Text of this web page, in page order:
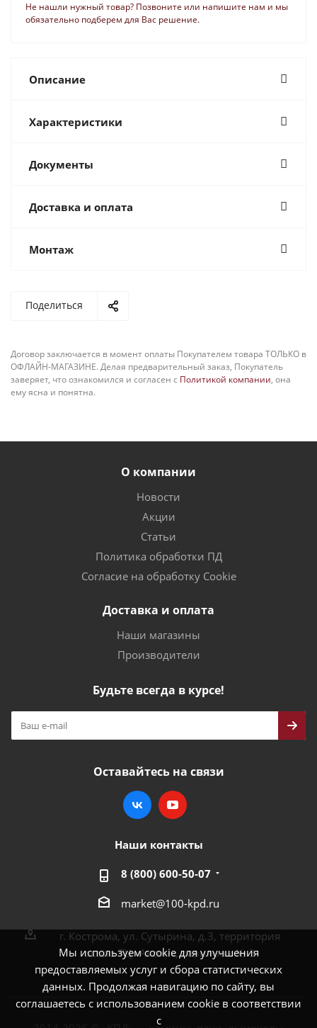
Мы используем cookie для улучшения
предоставляемых услуг и сбора статистических
данных. Продолжая навигацию по сайту, вы
соглашаетесь с использованием cookie в соответствии
с
Не нашли нужный товар? Позвоните или напишите нам и мы
обязательно подберем для Вас решение.
Описание
Характеристики
Документы
Доставка и оплата
Монтаж
Поделиться
Договор заключается в момент оплаты Покупателем товара ТОЛЬКО в
ОФЛАЙН-МАГАЗИНЕ. Делая предварительный заказ, Покупатель
заверяет, что ознакомился и согласен с Политикой компании, она
ему ясна и понятна.
О компании
Новости
Акции
Статьи
Политика обработки ПД
Согласие на обработку Cookie
Доставка и оплата
Наши магазины
Производители
Будьте всегда в курсе!
Оставайтесь на связи
Наши контакты
8 (800) 600-50-07
market@100-kpd.ru
г. Кострома, ул. Сутырина, д.3, территория
около ТЦ «Аксон», павильон № 3